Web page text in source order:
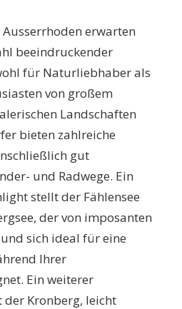
IM
KANTON
APPENZELL
EIN
REISEFÜHRER
ENTDECKER
erwarten
beeindruckender
für Naturliebhaber als
von großem
Landschaften
bieten zahlreiche
gut
und Radwege. Ein
stellt der Fählensee
der von imposanten
sich ideal für eine
Ihrer
Ein weiterer
Kronberg, leicht